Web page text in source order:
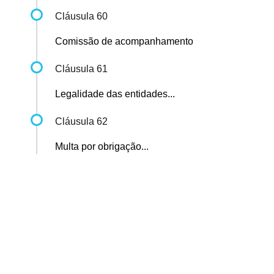
Cláusula 60
Comissão de acompanhamento
Cláusula 61
Legalidade das entidades...
Cláusula 62
Multa por obrigação...